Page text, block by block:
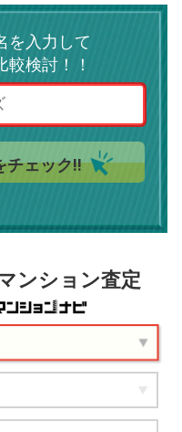
を入力して
較検討！！
チェック!!
ンション査定